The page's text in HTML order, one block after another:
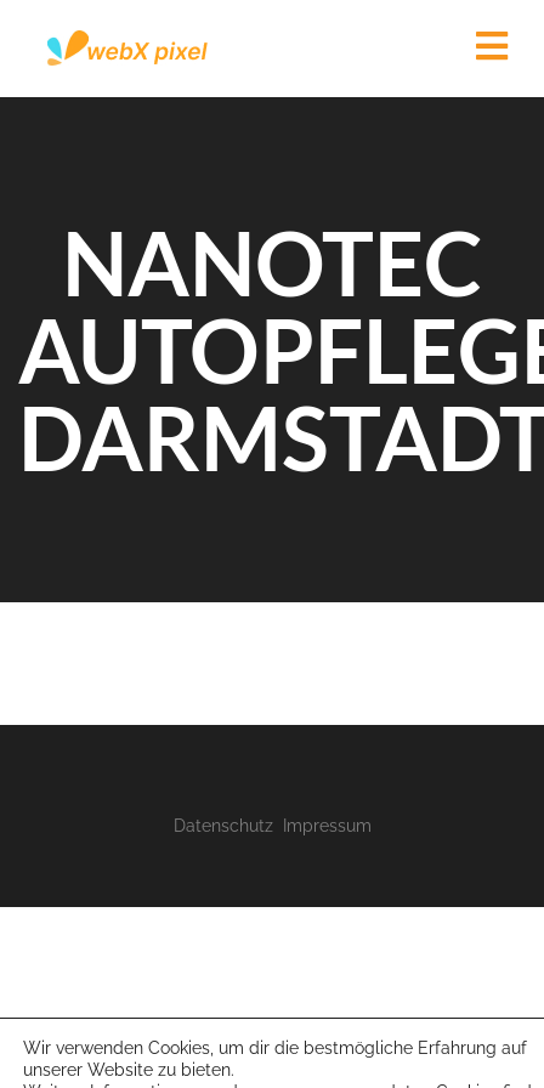
NANOTEC
Datenschutz Impressum
Wir verwenden Cookies, um dir die bestmögliche Erfahrung auf
unserer Website zu bieten.